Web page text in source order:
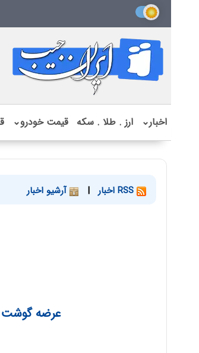
اخبار⌄ ارز . طلا . سکه قیمت خودرو⌄
| آرشیو اخبار
عرضه گوشت منجمد 385 هزار